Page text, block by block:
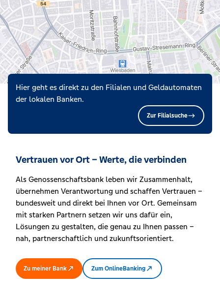
Hier geht es direkt zu den Filialen und Geldautomaten
der lokalen Banken.
Zur Filialsuche
Vertrauen vor Ort – Werte, die verbinden
Als Genossenschaftsbank leben wir Zusammenhalt,
übernehmen Verantwortung und schaffen Vertrauen –
bundesweit und direkt bei Ihnen vor Ort. Gemeinsam
mit starken Partnern setzen wir uns dafür ein,
Lösungen zu gestalten, die genau zu Ihnen passen –
nah, partnerschaftlich und zukunftsorientiert.
Zu meiner Bank Zum OnlineBanking